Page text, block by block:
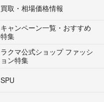
買取・相場価格情報
キャンペーン一覧・おすすめ
特集
ラクマ公式ショップ ファッシ
ョン特集
SPU